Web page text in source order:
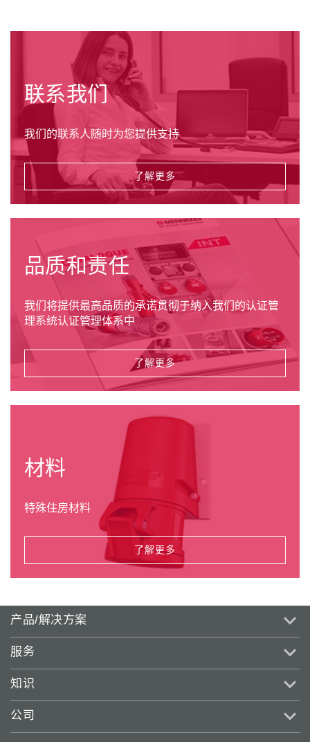
联系我们
我们的联系人随时为您提供支持
了解更多
品质和责任
我们将提供最高品质的承诺贯彻于纳入我们的认证管
理系统认证管理体系中
了解更多
材料
特殊住房材料
了解更多
产品/解决方案
服务
知识
公司